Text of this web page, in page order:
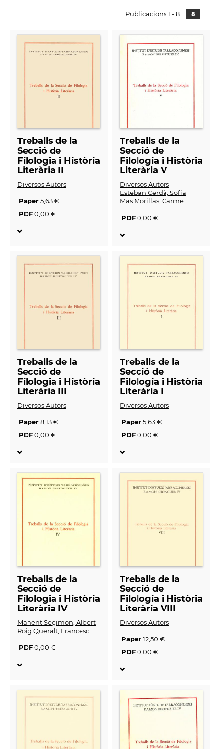
Publicacions 1 - 8 8
Treballs de la
Secció de
Filologia i Història
Literària II
Diversos Autors
Paper5,63 €
PDF0,00 €
Treballs de la
Secció de
Filologia i Història
Literària V
Diversos Autors
Esteban Cerdà, Sofía
Mas Morillas, Carme
PDF0,00 €
Treballs de la
Secció de
Filologia i Història
Literària III
Diversos Autors
Paper8,13 €
PDF0,00 €
Treballs de la
Secció de
Filologia i Història
Literària I
Diversos Autors
Paper5,63 €
PDF0,00 €
Treballs de la
Secció de
Filologia i Història
Literària IV
Manent Segimon, Albert
Roig Queralt, Francesc
PDF0,00 €
Treballs de la
Secció de
Filologia i Història
Literària VIII
Diversos Autors
Paper12,50 €
PDF0,00 €